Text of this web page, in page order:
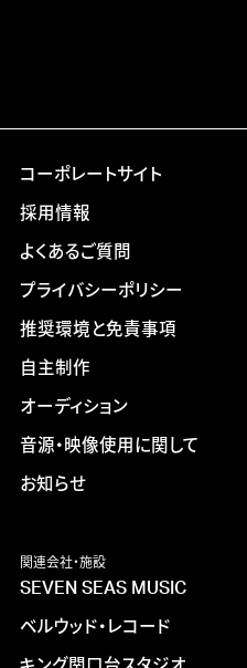
コーポレートサイト
採用情報
よくあるご質問
プライバシーポリシー
推奨環境と免責事項
自主制作
オーディション
音源・映像使用に関して
お知らせ
関連会社・施設
SEVEN SEAS MUSIC
ベルウッド・レコード